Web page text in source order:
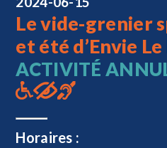
Le vide-grenier
et été d’Envie
ACTIVITÉ
Horaires :